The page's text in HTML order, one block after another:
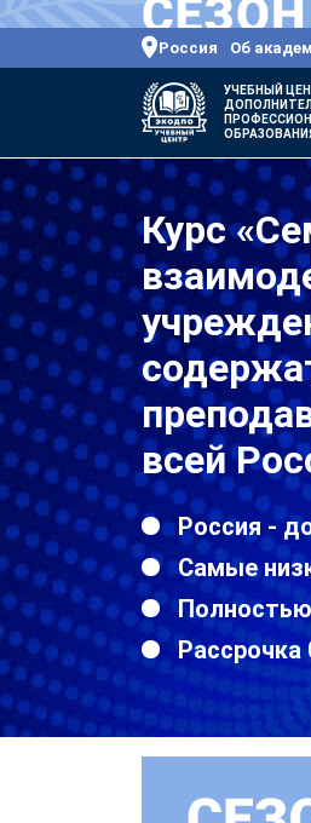
Россия Об
УЧЕБНЫЙ
Курс
всей
Россия -
Самые
Рассрочка